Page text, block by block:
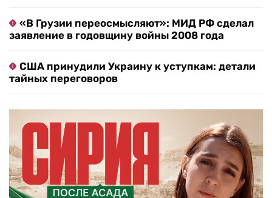
«В Грузии переосмысляют»: МИД РФ сделал
заявление в годовщину войны 2008 года
США принудили Украину к уступкам: детали
тайных переговоров